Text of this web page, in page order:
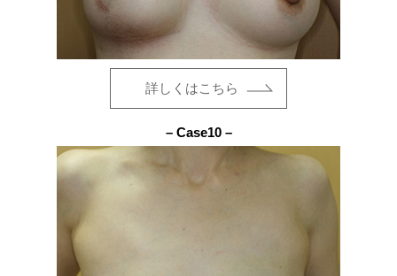
詳しくはこちら
– Case10 –